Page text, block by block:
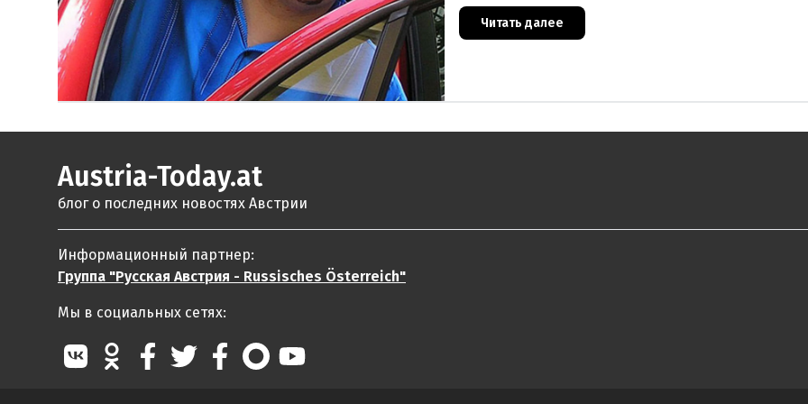
же произ
Читать далее
Austria-Today.at
блог о последних новостях Австрии
Информационный партнер:
Группа "Русская Австрия - Russisches Österreich"
Мы в социальных сетях: